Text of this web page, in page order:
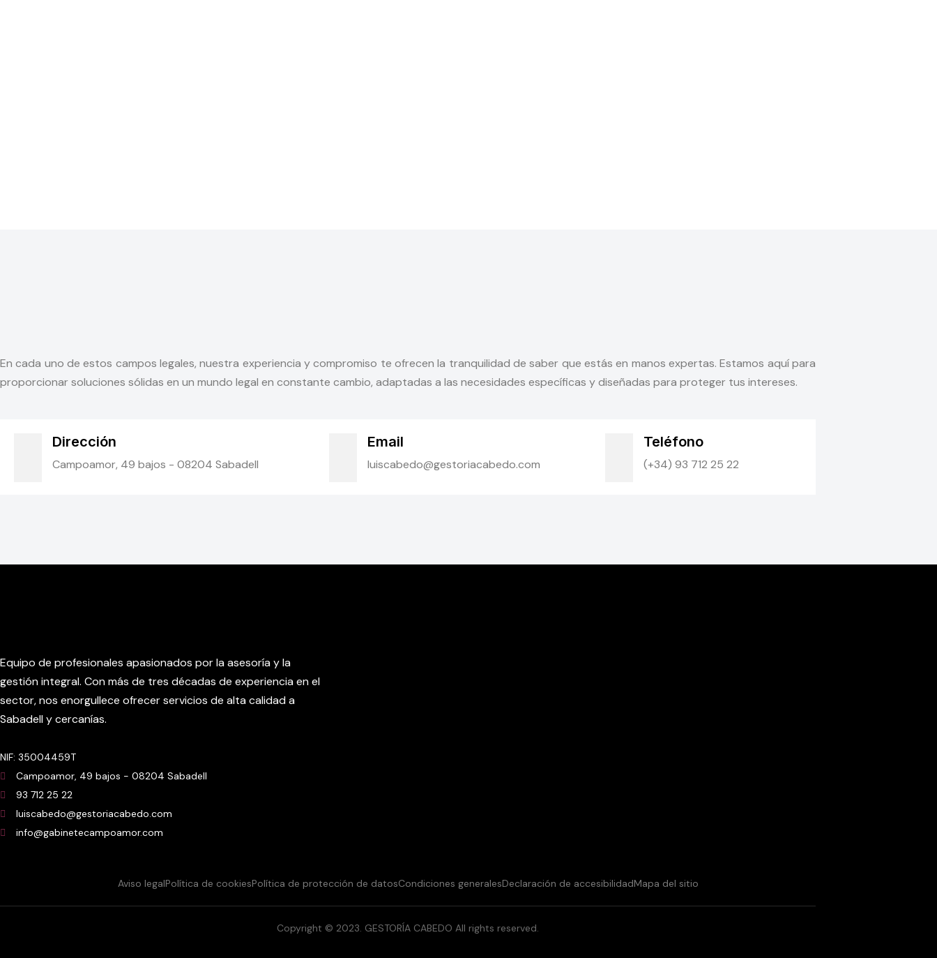
En cada uno de estos campos legales, nuestra experiencia y compromiso te ofrecen la tranquilidad de saber que estás en manos expertas. Estamos aquí para
proporcionar soluciones sólidas en un mundo legal en constante cambio, adaptadas a las necesidades específicas y diseñadas para proteger tus intereses.
Dirección
Campoamor, 49 bajos - 08204 Sabadell
Email
luiscabedo@gestoriacabedo.com
Teléfono
(+34) 93 712 25 22
Equipo de profesionales apasionados por la asesoría y la
gestión integral. Con más de tres décadas de experiencia en el
sector, nos enorgullece ofrecer servicios de alta calidad a
Sabadell y cercanías.
NIF: 35004459T
Campoamor, 49 bajos - 08204 Sabadell
93 712 25 22
luiscabedo@gestoriacabedo.com
info@gabinetecampoamor.com
Aviso legalPolítica de cookiesPolítica de protección de datosCondiciones generalesDeclaración de accesibilidadMapa del sitio
Copyright © 2023. GESTORÍA CABEDO All rights reserved.